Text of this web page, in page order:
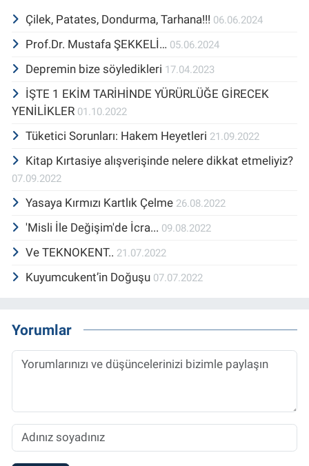
Çilek, Patates, Dondurma, Tarhana!!! 06.06.2024
Prof.Dr. Mustafa ŞEKKELİ… 05.06.2024
Depremin bize söyledikleri 17.04.2023
İŞTE 1 EKİM TARİHİNDE YÜRÜRLÜĞE GİRECEK
YENİLİKLER 01.10.2022
Tüketici Sorunları: Hakem Heyetleri 21.09.2022
Kitap Kırtasiye alışverişinde nelere dikkat etmeliyiz?
07.09.2022
Yasaya Kırmızı Kartlık Çelme 26.08.2022
'Misli İle Değişim'de İcra... 09.08.2022
Ve TEKNOKENT.. 21.07.2022
Kuyumcukent’in Doğuşu 07.07.2022
Yorumlar